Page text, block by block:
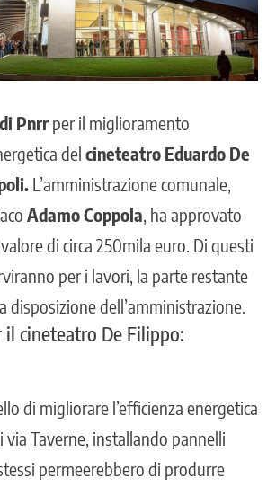
Pnrr per il miglioramento
delcineteatro Eduardo De
L’amministrazione comunale,
Adamo Coppola , ha approvato
di circa 250mila euro. Di questi
per i lavori, la parte restante
disposizione dell’amministrazione.
il cineteatro De Filippo:
di migliorare l’efficienza energetica
Taverne, installando pannelli
permeerebbero di produrre